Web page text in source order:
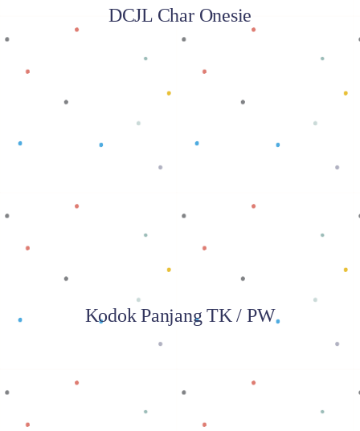
DCJL Char Onesie
Baca selengkapnya
Kodok Panjang TK / PW